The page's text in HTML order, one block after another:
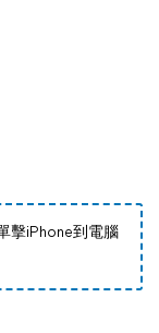
擊iPhone到電腦